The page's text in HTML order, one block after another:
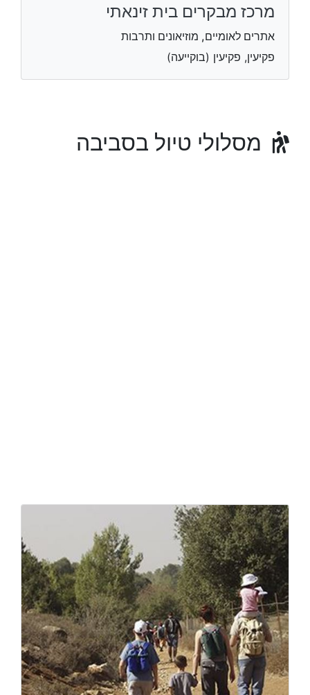
מרכז מבקרים בית זינאתי
אתרים לאומיים, מוזיאונים ותרבות
פקיעין, פקיעין (בוקייעה)
מסלולי טיול בסביבה